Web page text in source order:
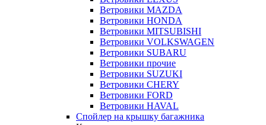
Ветровики MAZDA
Ветровики HONDA
Ветровики MITSUBISHI
Ветровики VOLKSWAGEN
Ветровики SUBARU
Ветровики прочие
Ветровики SUZUKI
Ветровики CHERY
Ветровики FORD
Ветровики HAVAL
Спойлер на крышку багажника